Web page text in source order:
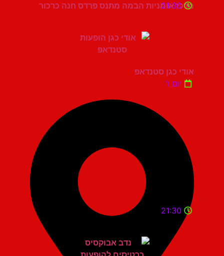
מרכז אומניות הבמה מתנס פרדס חנה כרכור
21:30
אודי כגן סטנדאפ
יום ו'
21:30